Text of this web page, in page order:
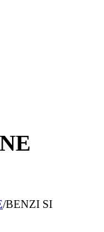
/BENZI SI